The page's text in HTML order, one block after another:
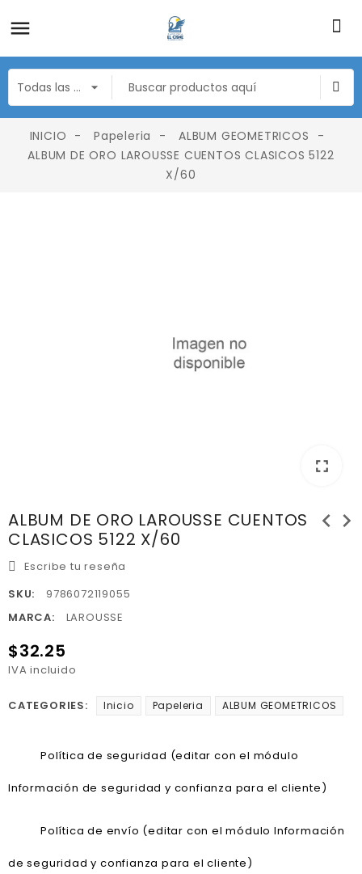
INICIO Papeleria
ALBUM GEOMETRICOS
ALBUM DE ORO LAROUSSE CUENTOS CLASICOS 5122
X/60
fullscreen
ALBUM DE ORO LAROUSSE CUENTOS
CLASICOS 5122 X/60
chevron_left chevron_right
Escribe tu reseña
SKU:
9786072119055
MARCA:
LAROUSSE
$32.25
IVA incluido
CATEGORIES: Inicio Papeleria ALBUM GEOMETRICOS
Política de seguridad (editar con el módulo
Información de seguridad y confianza para el cliente)
Política de envío (editar con el módulo Información
de seguridad y confianza para el cliente)